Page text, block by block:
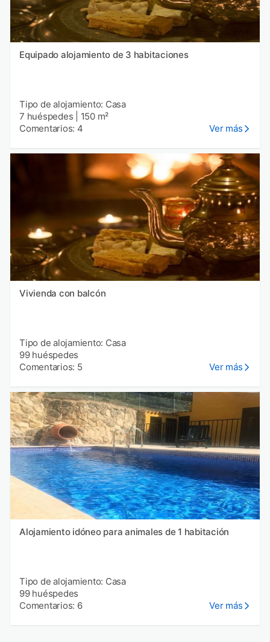
Equipado alojamiento de 3 habitaciones
Tipo de alojamiento: Casa
7 huéspedes
150 m²
Comentarios: 4
Ver más
Vivienda con balcón
Tipo de alojamiento: Casa
99 huéspedes
Comentarios: 5
Ver más
Alojamiento idóneo para animales de 1 habitación
Tipo de alojamiento: Casa
99 huéspedes
Comentarios: 6
Ver más